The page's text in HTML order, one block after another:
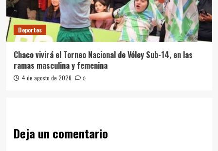
Deportes
Chaco vivirá el Torneo Nacional de Vóley Sub-14, en las
ramas masculina y femenina
4 de agosto de 2026 0
Deja un comentario